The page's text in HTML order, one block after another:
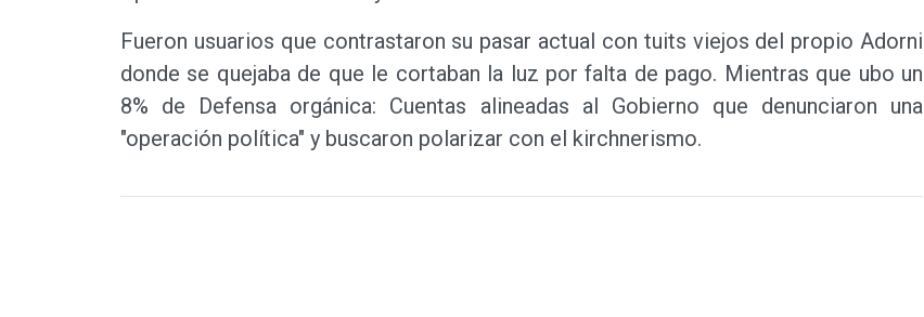
Fueron usuarios que contrastaron su pasar actual con tuits viejos del propio Adorni
donde se quejaba de que le cortaban la luz por falta de pago. Mientras que ubo un
8% de Defensa orgánica: Cuentas alineadas al Gobierno que denunciaron una
"operación política" y buscaron polarizar con el kirchnerismo.